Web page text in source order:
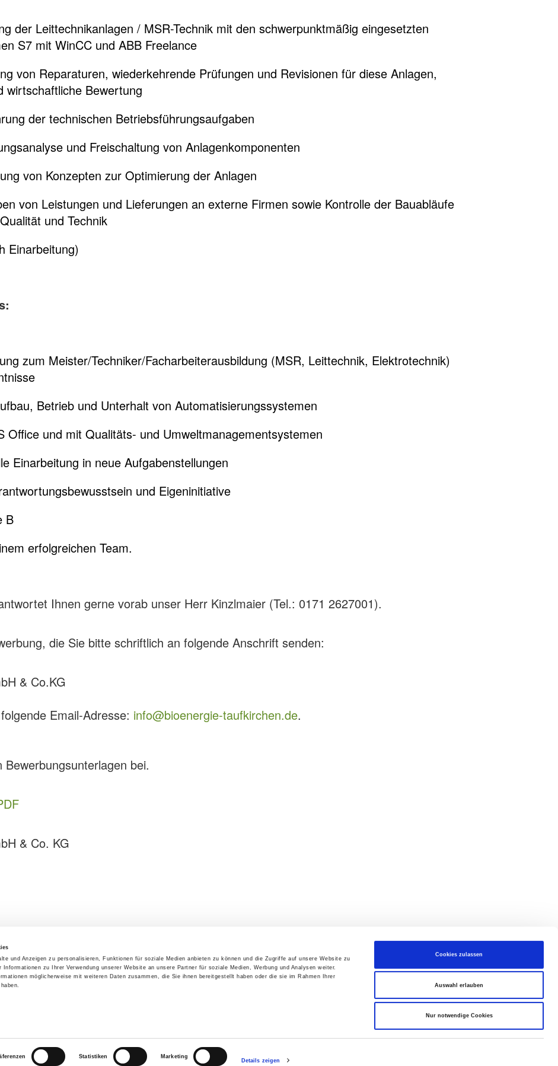
und Anzeigen zu personalisieren, Funktionen für soziale Medien anbieten zu können und die Zugriffe auf unsere Website zu
Informationen zu Ihrer Verwendung unserer Website an unsere Partner für soziale Medien, Werbung und Analysen weiter.
möglicherweise mit weiteren Daten zusammen, die Sie ihnen bereitgestellt haben oder die sie im Rahmen Ihrer
Statistiken Marketing
Details zeigen
Cookies zulassen
Auswahl erlauben
Nur notwendige Cookies
der Leittechnikanlagen / MSR-Technik mit den schwerpunktmäßig eingesetzten
S7 mit WinCC und ABB Freelance
von Reparaturen, wiederkehrende Prüfungen und Revisionen für diese Anlagen,
wirtschaftliche Bewertung
der technischen Betriebsführungsaufgaben
und Freischaltung von Anlagenkomponenten
von Konzepten zur Optimierung der Anlagen
von Leistungen und Lieferungen an externe Firmen sowie Kontrolle der Bauabläufe
und Technik
Einarbeitung)
zum Meister/Techniker/Facharbeiterausbildung (MSR, Leittechnik, Elektrotechnik)
Betrieb und Unterhalt von Automatisierungssystemen
Office und mit Qualitäts- und Umweltmanagementsystemen
Einarbeitung in neue Aufgabenstellungen
und Eigeninitiative
B
erfolgreichen Team.
Ihnen gerne vorab unser Herr Kinzlmaier (Tel.: 0171 2627001).
die Sie bitte schriftlich an folgende Anschrift senden:
& Co.KG
Email-Adresse: info@bioenergie-taufkirchen.de.
bei.
& Co. KG
IMPRESSUM|DATENSCHUTZ|HINWEISE/BESCHWERDEN
© 2024 BioEnergie Taufkirchen